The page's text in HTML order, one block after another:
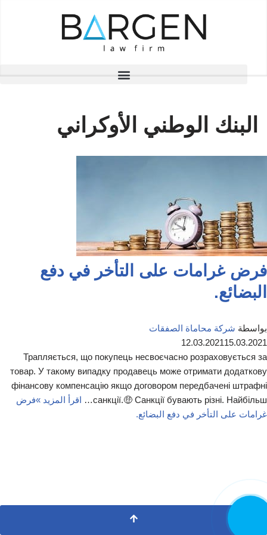
البنك الوطني الأوكراني
فرض غرامات على التأخر في دفع
البضائع.
بواسطة شركة محاماة الصفقات
12.03.202115.03.2021
Трапляється, що покупець несвоєчасно розраховується за
товар. У такому випадку продавець може отримати додаткову
фінансову компенсацію якщо договором передбачені штрафні
санкції.🤑 Санкції бувають різні. Найбільш…
اقرأ المزيد »فرض
غرامات على التأخر في دفع البضائع.